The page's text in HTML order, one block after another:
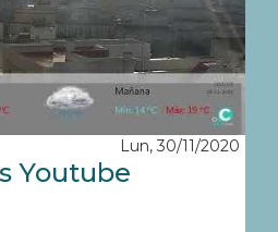
Lun, 30/11/2020
Youtube